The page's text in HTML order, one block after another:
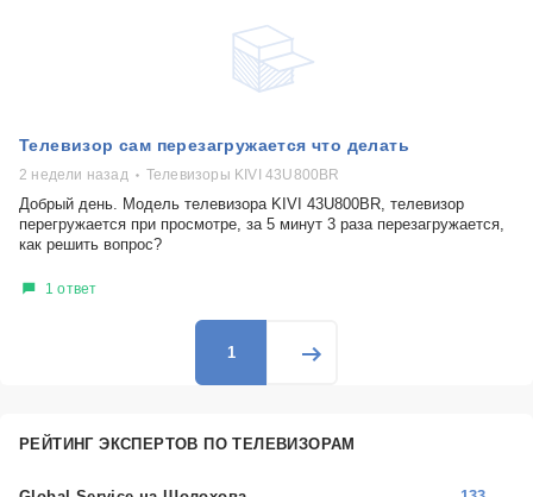
Телевизор сам перезагружается что делать
2 недели назад Телевизоры KIVI 43U800BR
Добрый день. Модель телевизора KIVI 43U800BR, телевизор
перегружается при просмотре, за 5 минут 3 раза перезагружается,
как решить вопрос?
1 ответ
1
РЕЙТИНГ ЭКСПЕРТОВ ПО ТЕЛЕВИЗОРАМ